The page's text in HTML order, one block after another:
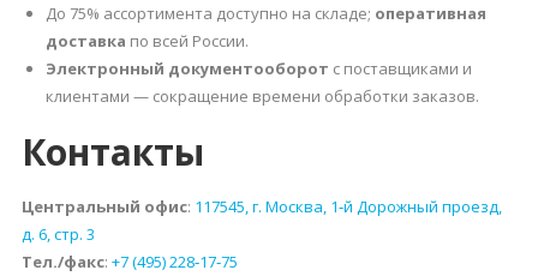
До 75% ассортимента доступно на складе; оперативная
доставка по всей России.
Электронный документооборот с поставщиками и
клиентами — сокращение времени обработки заказов.
Контакты
Центральный офис: 117545, г. Москва, 1‑й Дорожный проезд,
д. 6, стр. 3
Тел./факс: +7 (495) 228‑17‑75